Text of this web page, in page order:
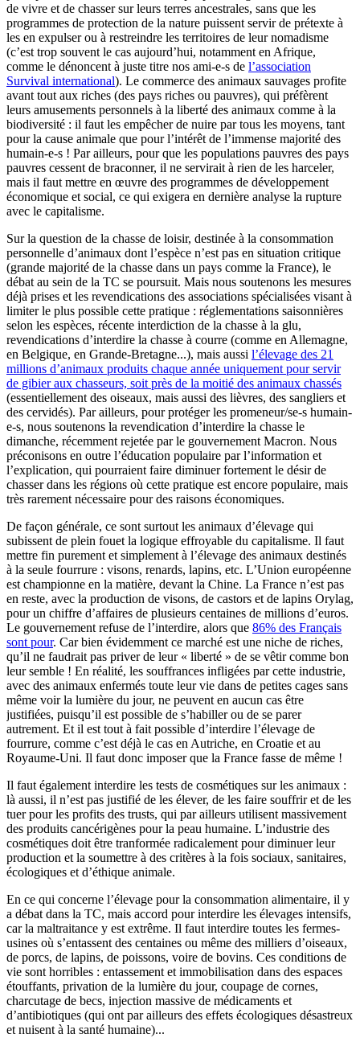
de vivre et de chasser sur leurs terres ancestrales, sans que les
programmes de protection de la nature puissent servir de prétexte à
les en expulser ou à restreindre les territoires de leur nomadisme
(c’est trop souvent le cas aujourd’hui, notamment en Afrique,
comme le dénoncent à juste titre nos ami-e-s de l’association
Survival international). Le commerce des animaux sauvages profite
avant tout aux riches (des pays riches ou pauvres), qui préfèrent
leurs amusements personnels à la liberté des animaux comme à la
biodiversité : il faut les empêcher de nuire par tous les moyens, tant
pour la cause animale que pour l’intérêt de l’immense majorité des
humain-e-s ! Par ailleurs, pour que les populations pauvres des pays
pauvres cessent de braconner, il ne servirait à rien de les harceler,
mais il faut mettre en œuvre des programmes de développement
économique et social, ce qui exigera en dernière analyse la rupture
avec le capitalisme.
Sur la question de la chasse de loisir, destinée à la consommation
personnelle d’animaux dont l’espèce n’est pas en situation critique
(grande majorité de la chasse dans un pays comme la France), le
débat au sein de la TC se poursuit. Mais nous soutenons les mesures
déjà prises et les revendications des associations spécialisées visant à
limiter le plus possible cette pratique : réglementations saisonnières
selon les espèces, récente interdiction de la chasse à la glu,
revendications d’interdire la chasse à courre (comme en Allemagne,
en Belgique, en Grande-Bretagne...), mais aussi l’élevage des 21
millions d’animaux produits chaque année uniquement pour servir
de gibier aux chasseurs, soit près de la moitié des animaux chassés
(essentiellement des oiseaux, mais aussi des lièvres, des sangliers et
des cervidés). Par ailleurs, pour protéger les promeneur/se-s humain-
e-s, nous soutenons la revendication d’interdire la chasse le
dimanche, récemment rejetée par le gouvernement Macron. Nous
préconisons en outre l’éducation populaire par l’information et
l’explication, qui pourraient faire diminuer fortement le désir de
chasser dans les régions où cette pratique est encore populaire, mais
très rarement nécessaire pour des raisons économiques.
De façon générale, ce sont surtout les animaux d’élevage qui
subissent de plein fouet la logique effroyable du capitalisme. Il faut
mettre fin purement et simplement à l’élevage des animaux destinés
à la seule fourrure : visons, renards, lapins, etc. L’Union européenne
est championne en la matière, devant la Chine. La France n’est pas
en reste, avec la production de visons, de castors et de lapins Orylag,
pour un chiffre d’affaires de plusieurs centaines de millions d’euros.
Le gouvernement refuse de l’interdire, alors que 86% des Français
sont pour. Car bien évidemment ce marché est une niche de riches,
qu’il ne faudrait pas priver de leur « liberté » de se vêtir comme bon
leur semble ! En réalité, les souffrances infligées par cette industrie,
avec des animaux enfermés toute leur vie dans de petites cages sans
même voir la lumière du jour, ne peuvent en aucun cas être
justifiées, puisqu’il est possible de s’habiller ou de se parer
autrement. Et il est tout à fait possible d’interdire l’élevage de
fourrure, comme c’est déjà le cas en Autriche, en Croatie et au
Royaume-Uni. Il faut donc imposer que la France fasse de même !
Il faut également interdire les tests de cosmétiques sur les animaux :
là aussi, il n’est pas justifié de les élever, de les faire souffrir et de les
tuer pour les profits des trusts, qui par ailleurs utilisent massivement
des produits cancérigènes pour la peau humaine. L’industrie des
cosmétiques doit être tranformée radicalement pour diminuer leur
production et la soumettre à des critères à la fois sociaux, sanitaires,
écologiques et d’éthique animale.
En ce qui concerne l’élevage pour la consommation alimentaire, il y
a débat dans la TC, mais accord pour interdire les élevages intensifs,
car la maltraitance y est extrême. Il faut interdire toutes les fermes-
usines où s’entassent des centaines ou même des milliers d’oiseaux,
de porcs, de lapins, de poissons, voire de bovins. Ces conditions de
vie sont horribles : entassement et immobilisation dans des espaces
étouffants, privation de la lumière du jour, coupage de cornes,
charcutage de becs, injection massive de médicaments et
d’antibiotiques (qui ont par ailleurs des effets écologiques désastreux
et nuisent à la santé humaine)...